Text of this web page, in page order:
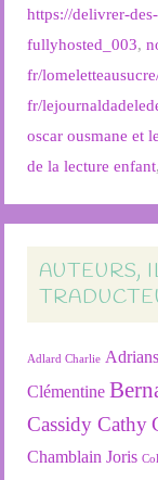
https://delivrer-
fullyhosted_003,
fr/
fr/
oscar ousmane et
de la lecture enfant
AUTEURS,
Adlard Charlie
Clémentine
Cassidy Cathy
Chamblain Joris